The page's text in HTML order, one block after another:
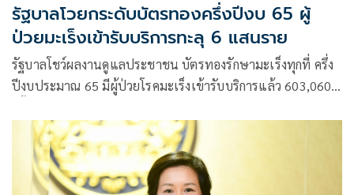
รัฐบาลโวยกระดับบัตรทองครึ่งปีงบ 65 ผู้
ป่วยมะเร็งเข้ารับบริการทะลุ 6 แสนราย
รัฐบาลโชว์ผลงานดูแลประชาชน บัตรทองรักษามะเร็งทุกที่ ครึ่ง
ปีงบประมาณ 65 มีผู้ป่วยโรคมะเร็งเข้ารับบริการแล้ว 603,060